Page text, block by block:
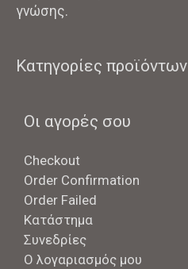
γνώσης.
Κατηγορίες προϊόντων
Οι αγορές σου
Checkout
Order Confirmation
Order Failed
Κατάστημα
Συνεδρίες
Ο λογαριασμός μου